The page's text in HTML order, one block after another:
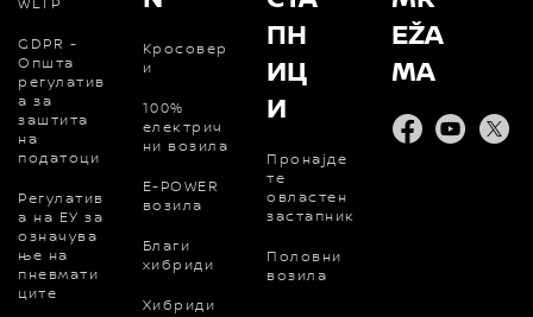
GDPR -
Општа
регулатив
а за
заштита
на
податоци
Регулатив
а на ЕУ за
означува
ње на
пневмати
ците
Кросовер
и
100%
електрич
ни возила
E-POWER
возила
Благи
хибриди
Хибриди
ПН
ИЦ
И
Пронајде
те
овластен
застапник
Половни
возила
EŽA
MA
Facebook